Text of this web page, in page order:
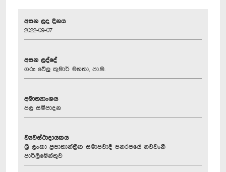
අසන ලද දිනය
2022-09-07
අසන ලද්දේ
ගරු වේලු කුමාර් මහතා, පා.ම.
අමාත්‍යාංශය
ජල සම්පාදන
ව්‍යවස්ථාදායකය
ශ්‍රී ලංකා ප්‍රජාතාන්ත්‍රික සමාජවාදී ජනරජයේ නවවැනි
පාර්ලිමේන්තුව